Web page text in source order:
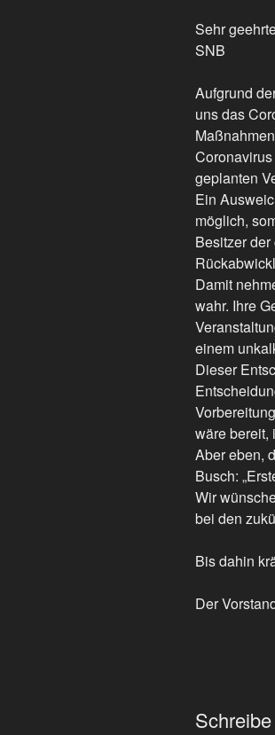
Sehr
SNB
Aufgrund
uns das
geplanten
Ein
möglich,
Besitzer
Damit
wahr. Ihre
einem
Dieser
wäre bereit,
Aber eben,
Busch:
Wir
bei den
Bis dahin
Der